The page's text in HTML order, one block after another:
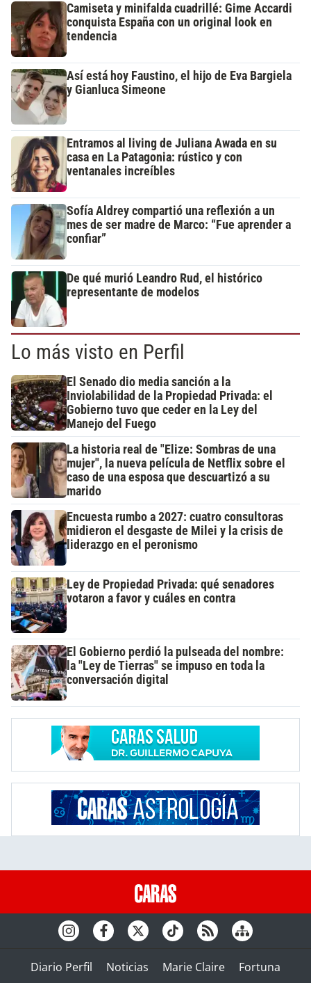
Camiseta y minifalda cuadrillé: Gime Accardi
conquista España con un original look en
tendencia
Así está hoy Faustino, el hijo de Eva Bargiela
y Gianluca Simeone
Entramos al living de Juliana Awada en su
casa en La Patagonia: rústico y con
ventanales increíbles
Sofía Aldrey compartió una reflexión a un
mes de ser madre de Marco: “Fue aprender a
confiar”
De qué murió Leandro Rud, el histórico
representante de modelos
Lo más visto en Perfil
El Senado dio media sanción a la
Inviolabilidad de la Propiedad Privada: el
Gobierno tuvo que ceder en la Ley del
Manejo del Fuego
La historia real de "Elize: Sombras de una
mujer", la nueva película de Netflix sobre el
caso de una esposa que descuartizó a su
marido
Encuesta rumbo a 2027: cuatro consultoras
midieron el desgaste de Milei y la crisis de
liderazgo en el peronismo
Ley de Propiedad Privada: qué senadores
votaron a favor y cuáles en contra
El Gobierno perdió la pulseada del nombre:
la "Ley de Tierras" se impuso en toda la
conversación digital
Diario Perfil Noticias Marie Claire
Fortuna